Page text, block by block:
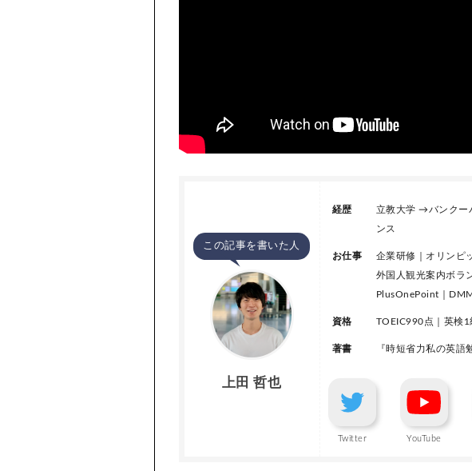
この記事を書いた人
上田 哲也
経歴
立教大学 →バンクー
ンス
お仕事
企業研修｜オリンピ
外国人観光案内ボラ
PlusOnePoint｜
資格 TOEIC990点｜英検1
著書 『時短省力私の英語
Twitter YouTube